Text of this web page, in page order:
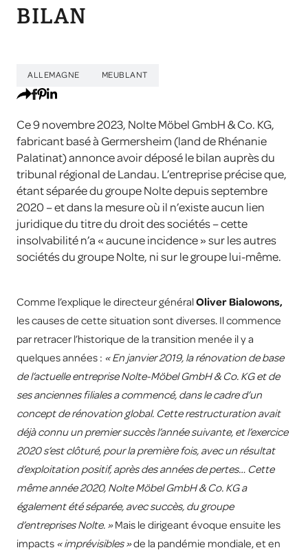
BILAN
ALLEMAGNE MEUBLANT
Ce 9 novembre 2023, Nolte Möbel GmbH & Co. KG,
fabricant basé à Germersheim (land de Rhénanie
Palatinat) annonce avoir déposé le bilan auprès du
tribunal régional de Landau. L’entreprise précise que,
étant séparée du groupe Nolte depuis septembre
2020 – et dans la mesure où il n’existe aucun lien
juridique du titre du droit des sociétés – cette
insolvabilité n’a « aucune incidence » sur les autres
sociétés du groupe Nolte, ni sur le groupe lui-même.
Comme l’explique le directeur généralOliver Bialowons,
les causes de cette situation sont diverses. Il commence
par retracer l’historique de la transition menée il y a
quelques années : « En janvier 2019, la rénovation de base
de l’actuelle entreprise Nolte-Möbel GmbH & Co. KG et de
ses anciennes filiales a commencé, dans le cadre d’un
concept de rénovation global. Cette restructuration avait
déjà connu un premier succès l’année suivante, et l’exercice
2020 s’est clôturé, pour la première fois, avec un résultat
d’exploitation positif, après des années de pertes… Cette
même année 2020, Nolte Möbel GmbH & Co. KG a
également été séparée, avec succès, du groupe
d’entreprises Nolte. » Mais le dirigeant évoque ensuite les
impacts « imprévisibles »de la pandémie mondiale, et en